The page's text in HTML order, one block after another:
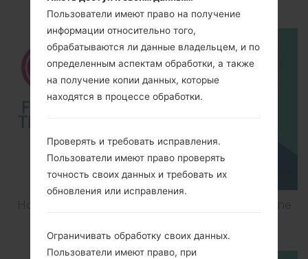
How to Factory Reset through menu on LG Shine
Пользователи имеют право на получение
информации относительно того,
обрабатываются ли данные владельцем, и по
определенным аспектам обработки, а также
на получение копии данных, которые
находятся в процессе обработки.
Проверять и требовать исправления.
Пользователи имеют право проверять
точность своих данных и требовать их
обновления или исправления.
Ограничивать обработку своих данных.
Пользователи имеют право, при